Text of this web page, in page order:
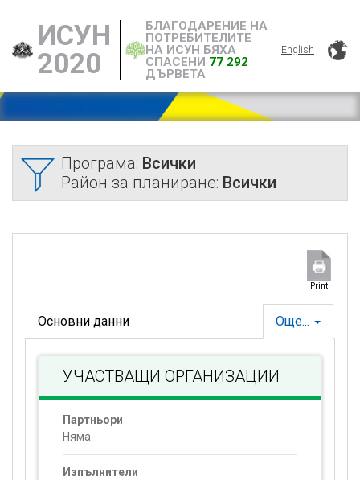
ИСУН
2020
БЛАГОДАРЕНИЕ НА
ПОТРЕБИТЕЛИТЕ
НА ИСУН БЯХА
СПАСЕНИ 77 292
ДЪРВЕТА
English
Програма: Всички
Район за планиране: Всички
Print
Още...
Основни данни
УЧАСТВАЩИ ОРГАНИЗАЦИИ
Партньори
Няма
Изпълнители